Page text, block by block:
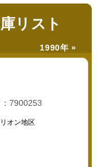
リスト
1990年 »
7900253
オン地区